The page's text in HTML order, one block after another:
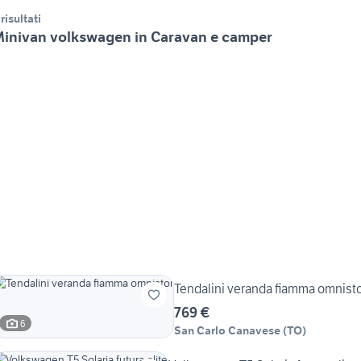
volkswagen in Caravan e camper
6
Tendalini veranda fiamma
769 €
San Carlo Canavese (TO)